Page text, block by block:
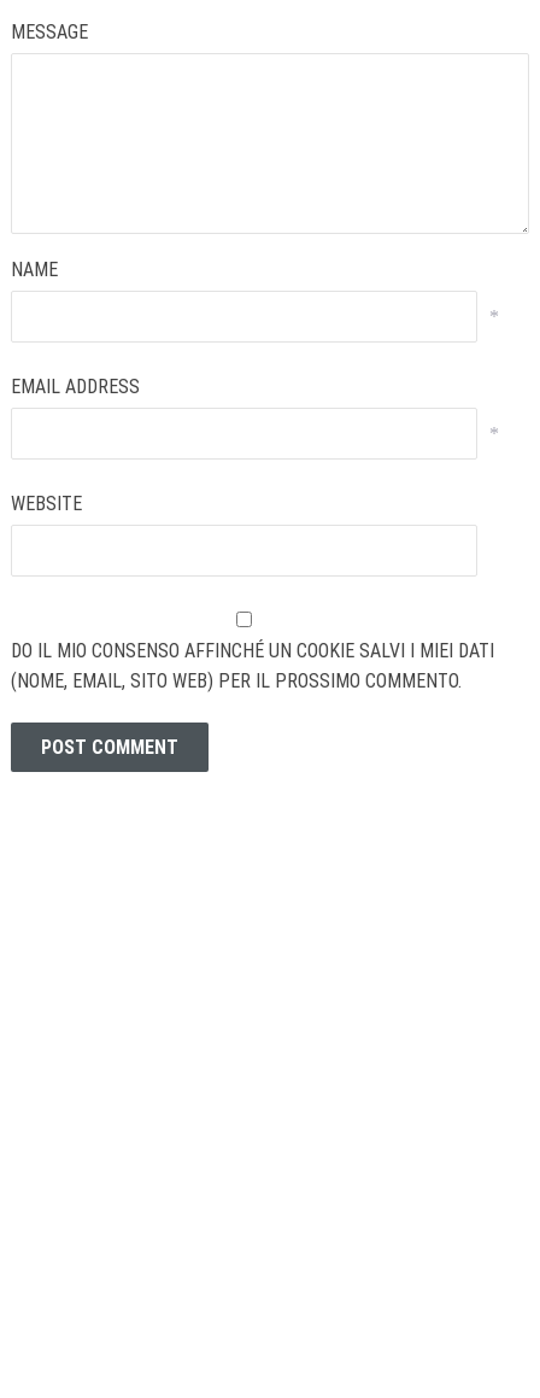
MESSAGE
NAME
*
EMAIL ADDRESS
*
WEBSITE
DO IL MIO CONSENSO AFFINCHÉ UN COOKIE SALVI I MIEI DATI
(NOME, EMAIL, SITO WEB) PER IL PROSSIMO COMMENTO.